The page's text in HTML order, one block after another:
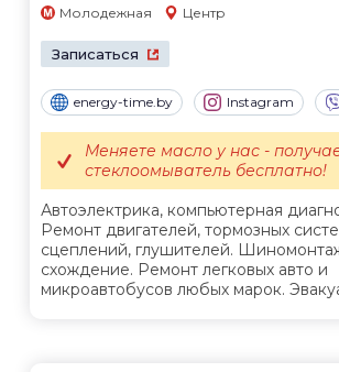
Молодежная Центр
Записаться
energy-time.by Instagram
Автоэлектрика, компьютерная
Ремонт двигателей, тормозных
сцеплений, глушителей.
схождение. Ремонт легковых авто и
микроавтобусов любых марок.
Меняете масло у нас -
стеклоомыватель бесплатно!